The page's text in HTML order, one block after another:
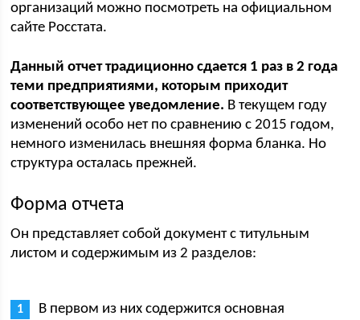
организаций можно посмотреть на официальном
сайте Росстата.
Данный отчет традиционно сдается 1 раз в 2 года
теми предприятиями, которым приходит
соответствующее уведомление. В текущем году
изменений особо нет по сравнению с 2015 годом,
немного изменилась внешняя форма бланка. Но
структура осталась прежней.
Форма отчета
Он представляет собой документ с титульным
листом и содержимым из 2 разделов:
В первом из них содержится основная